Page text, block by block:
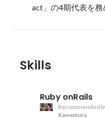
act」の4期代表を務
Skills
Ruby onRails
Recommended
Kawamura